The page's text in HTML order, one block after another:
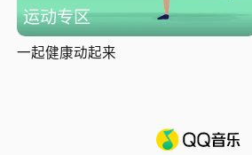
运动专区
一起健康动起来